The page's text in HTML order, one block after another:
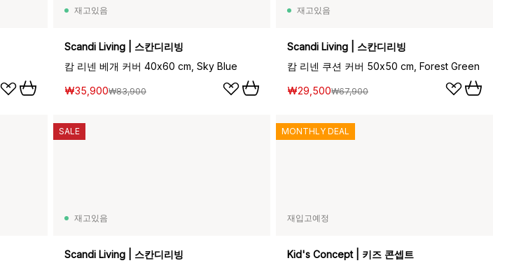
재고있음
Scandi Living | 스칸디리빙
캄 리넨 베개 커버 40x60 cm, Sky Blue
₩35,900₩83,900
재고있음
Scandi Living | 스칸디리빙
캄 리넨 쿠션 커버 50x50 cm, Forest Green
₩29,500₩67,900
재고있음
Scandi Living | 스칸디리빙
SALE
재입고예정
Kid's Concept | 키즈 콘셉트
MONTHLY DEAL